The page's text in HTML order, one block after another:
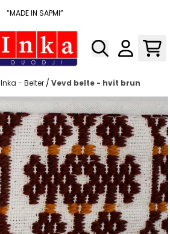
“MADE IN SAPMI”
Inka - Belter / Vevd belte - hvit brun